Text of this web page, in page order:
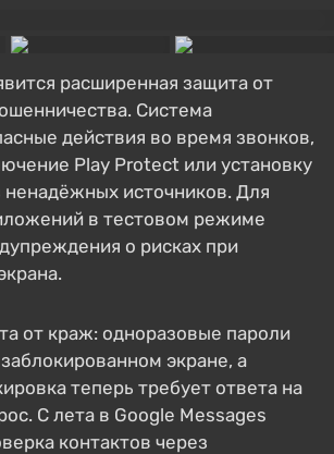
расширенная защита от
Система
действия во время звонков,
Play Protect или установку
источников. Для
в тестовом режиме
о рисках при
от краж: одноразовые пароли
экране, а
теперь требует ответа на
С лета в Google Messages
контактов через